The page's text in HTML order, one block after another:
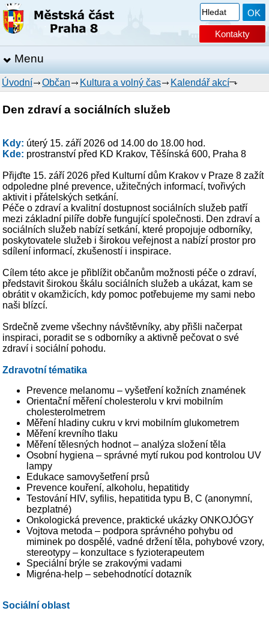
Kontakty
Menu
Úvodní Občan Kultura a volný čas Kalendář akcí
Den zdraví a sociálních služeb
Kdy: úterý 15. září 2026 od 14.00 do 18.00 hod.
Kde: prostranství před KD Krakov, Těšínská 600, Praha 8
Přijďte 15. září 2026 před Kulturní dům Krakov v Praze 8 zažít
odpoledne plné prevence, užitečných informací, tvořivých
aktivit i přátelských setkání.
Péče o zdraví a kvalitní dostupnost sociálních služeb patří
mezi základní pilíře dobře fungující společnosti. Den zdraví a
sociálních služeb nabízí setkání, které propojuje odborníky,
poskytovatele služeb i širokou veřejnost a nabízí prostor pro
sdílení informací, zkušeností i inspirace.
Cílem této akce je přiblížit občanům možnosti péče o zdraví,
představit širokou škálu sociálních služeb a ukázat, kam se
obrátit v okamžicích, kdy pomoc potřebujeme my sami nebo
naši blízcí.
Srdečně zveme všechny návštěvníky, aby přišli načerpat
inspiraci, poradit se s odborníky a aktivně pečovat o své
zdraví i sociální pohodu.
Zdravotní tématika
Prevence melanomu – vyšetření kožních znamének
Orientační měření cholesterolu v krvi mobilním
cholesterolmetrem
Měření hladiny cukru v krvi mobilním glukometrem
Měření krevního tlaku
Měření tělesných hodnot – analýza složení těla
Osobní hygiena – správné mytí rukou pod kontrolou UV
lampy
Edukace samovyšetření prsů
Prevence kouření, alkoholu, hepatitidy
Testování HIV, syfilis, hepatitida typu B, C (anonymní,
bezplatné)
Onkologická prevence, praktické ukázky ONKOJÓGY
Vojtova metoda – podpora správného pohybu od
miminek po dospělé, vadné držení těla, pohybové vzory,
stereotypy – konzultace s fyzioterapeutem
Speciální brýle se zrakovými vadami
Migréna-help – sebehodnotící dotazník
Sociální oblast